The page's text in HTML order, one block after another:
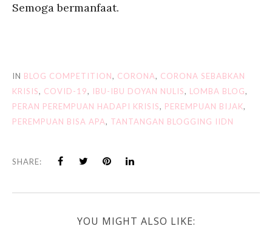
Semoga bermanfaat.
IN BLOG COMPETITION, CORONA, CORONA SEBABKAN
KRISIS, COVID-19, IBU-IBU DOYAN NULIS, LOMBA BLOG,
PERAN PEREMPUAN HADAPI KRISIS, PEREMPUAN BIJAK,
PEREMPUAN BISA APA, TANTANGAN BLOGGING IIDN
SHARE:
YOU MIGHT ALSO LIKE: